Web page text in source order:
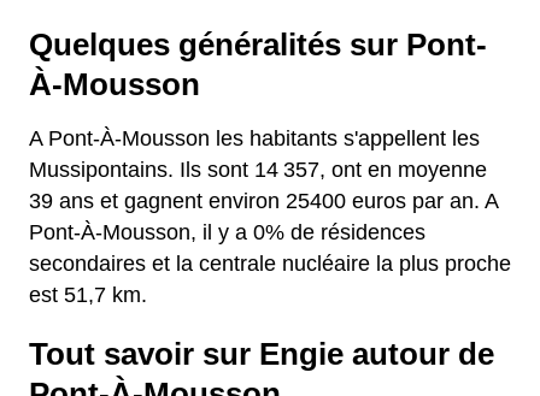
Quelques généralités sur Pont-
À-Mousson
A Pont-À-Mousson les habitants s'appellent les
Mussipontains. Ils sont 14 357, ont en moyenne
39 ans et gagnent environ 25400 euros par an. A
Pont-À-Mousson, il y a 0% de résidences
secondaires et la centrale nucléaire la plus proche
est 51,7 km.
Tout savoir sur Engie autour de